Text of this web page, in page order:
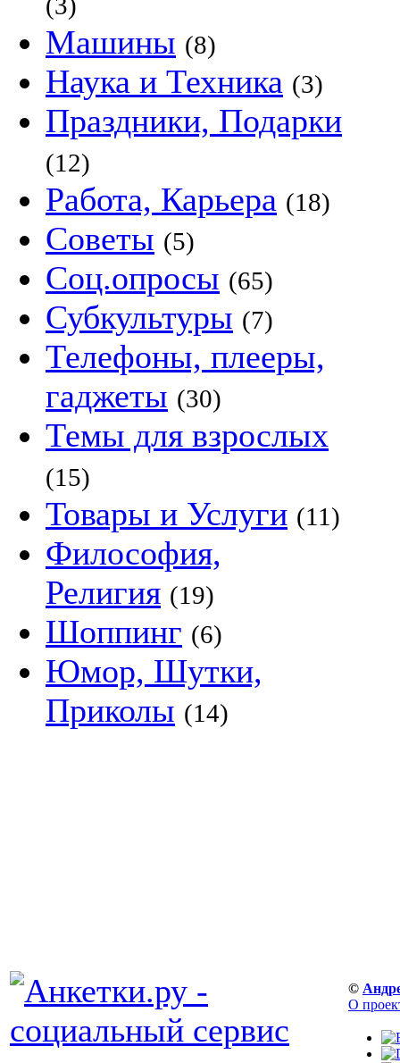
Машины (8)
Наука и Техника (3)
Праздники, Подарки
(12)
Работа, Карьера (18)
Советы (5)
Соц.опросы (65)
Субкультуры (7)
Телефоны, плееры,
гаджеты (30)
Темы для взрослых
(15)
Товары и Услуги (11)
Философия,
Религия (19)
Шоппинг (6)
Юмор, Шутки,
Приколы (14)
©
О